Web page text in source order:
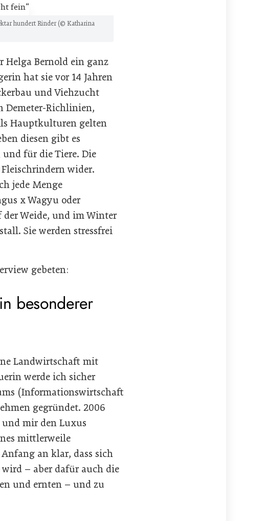
hundert Rinder (© Katharina
Helga Bernold ein ganz
hat sie vor 14 Jahren
und Viehzucht
Demeter-Richlinien,
Hauptkulturen gelten
diesen gibt es
für die Tiere. Die
wider.
jede Menge
x Wagyu oder
der Weide, und im Winter
Sie werden stressfrei
gebeten:
besonderer
Landwirtschaft mit
werde ich sicher
(Informationswirtschaft
gegründet. 2006
und mir den Luxus
mittlerweile
an klar, dass sich
– aber dafür auch die
und ernten – und zu